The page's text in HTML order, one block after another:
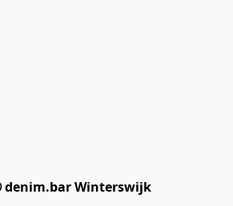
denim.bar Winterswijk